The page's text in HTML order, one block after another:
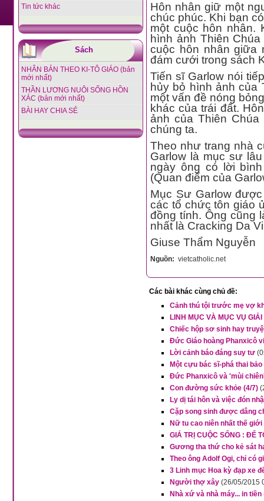
Tin tức khác
Sách
NHÂN BẢN THEO KI-TÔ GIÁO (bản
mới nhất)
THẦN LƯƠNG NUÔI SỐNG HỒN
XÁC (bản mới nhất)
BÀI HAY CHIA SẺ
Hôn nhân giữ một
chúc phúc. Khi bạn
một cuộc hôn nhân.
hình ảnh Thiên
cuộc hôn nhân giữa
đám cưới trong sách
Tiến sĩ Garlow nói
hủy bỏ hình ảnh của
một vấn đề nóng
khác của trái đất.
ảnh của Thiên
chúng ta.
Theo như trang nhà
Garlow là mục sư
ngày ông có lời
(Quan điểm của
Mục Sư Garlow
các tổ chức tôn giáo
đồng tính. Ông cũng
nhất là Cracking Da
Giuse Thẩm Nguyễn
Nguồn: vietcatholic.net
Các bài khác cùng chủ đề:
Cảnh thú tội trước mẹ vợ
LINH MỤC VÀ MỤC VỤ GIẢI
Chiếc hộp sơ sinh hay
Đức Giáo hoàng Phanxicô
Lời cảnh báo đáng suy tư
Một cựu bác sĩ-phá thai
Đức Phanxicô và 'mùi
Con đường sức khỏe (4/7)
Ly dị tái hôn và việc đón
Cặp song sinh được dâng
Nữ tu cao niên nhất thế giới
GIÁ TRỊ CUỘC SỐNG : ĐỂ
Gương tha thứ cho kẻ sát
Theo ông Adolf Ogi, chỉ có
3 Linh mục Hoa kỳ đạp xe
Người thợ xây (26/05/2015
Nhà xứ và nhà máy... in tiền